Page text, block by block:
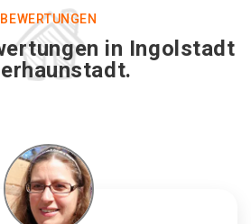
BEWERTUNGEN
in Ingolstadt